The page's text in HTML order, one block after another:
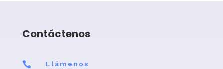
Contáctenos

Llámenos